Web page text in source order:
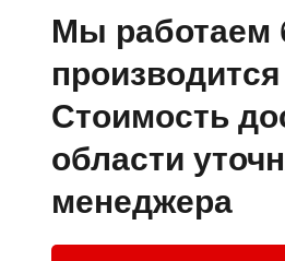
Мы работаем
Стоимость
области
менеджера